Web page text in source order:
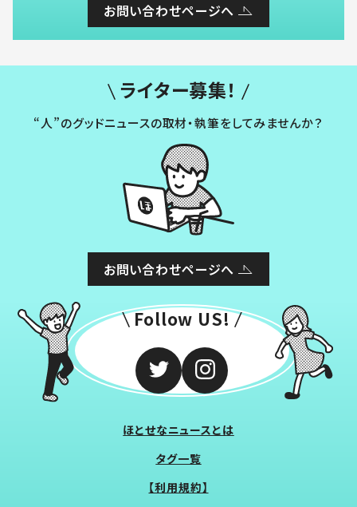
お問い合わせページへ
ライター募集！
“人”のグッドニュースの取材・執筆をしてみませんか？
お問い合わせページへ
Follow US!
ほとせなニュースとは
タグ一覧
【利用規約】